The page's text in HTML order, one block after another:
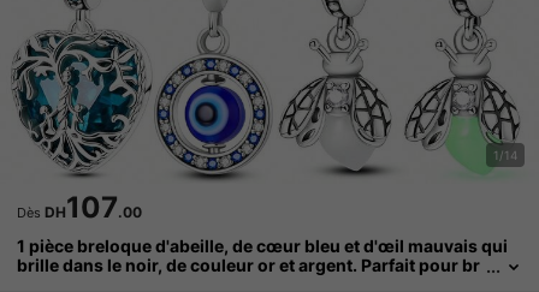
1/14
Dès DH107.00
1 pièce breloque d'abeille, de cœur bleu et d'œil mauvais qui
brille dans le noir, de couleur or et argent. Parfait pour br